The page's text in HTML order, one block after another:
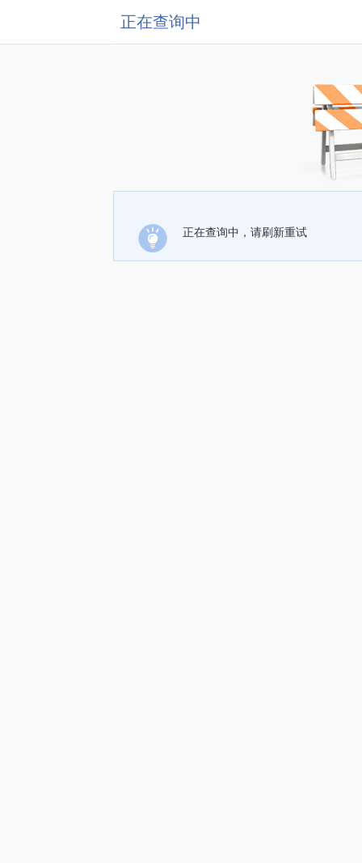
正在查询中
正在查询中，请刷新重试